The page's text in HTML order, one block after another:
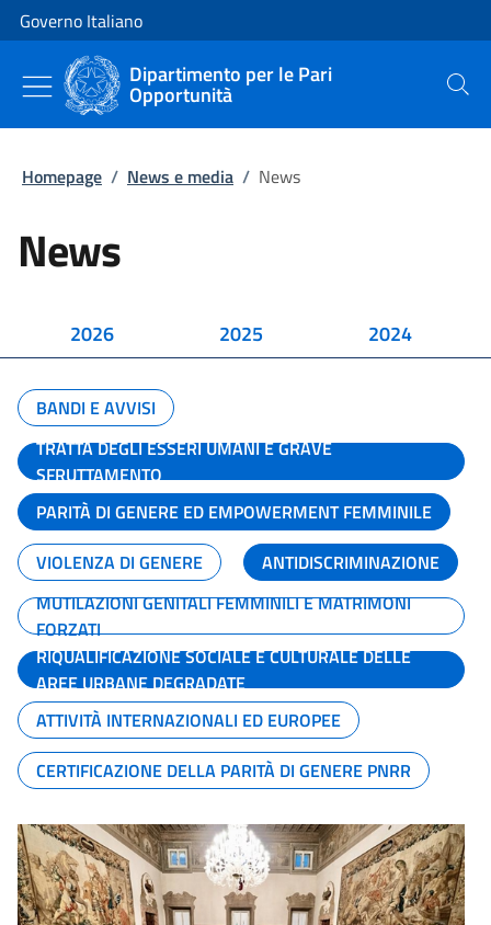
Vai al contenuto
Vai alla navigazione del sito
Governo Italiano
Dipartimento per le Pari
Opportunità Cerca
Homepage / News e media / News
News
2026 2025 2024
BANDI E AVVISI
TRATTA DEGLI ESSERI UMANI E GRAVE
SFRUTTAMENTO
PARITÀ DI GENERE ED EMPOWERMENT FEMMINILE
VIOLENZA DI GENERE
ANTIDISCRIMINAZIONE
MUTILAZIONI GENITALI FEMMINILI E MATRIMONI
FORZATI
RIQUALIFICAZIONE SOCIALE E CULTURALE DELLE
AREE URBANE DEGRADATE
ATTIVITÀ INTERNAZIONALI ED EUROPEE
CERTIFICAZIONE DELLA PARITÀ DI GENERE PNRR